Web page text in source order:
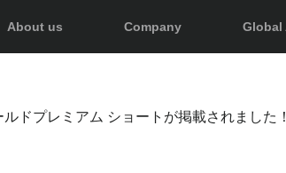
About us Company
ドプレミアム ショートが掲載されました！